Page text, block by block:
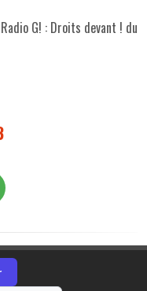
G! : Droits devant ! du